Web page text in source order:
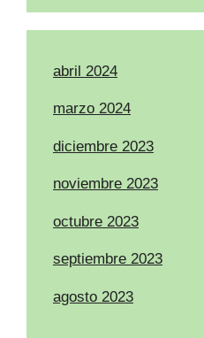
abril 2024
marzo 2024
diciembre 2023
noviembre 2023
octubre 2023
septiembre 2023
agosto 2023